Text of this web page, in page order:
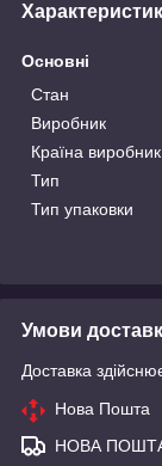
Основні
Стан
Виробник
Країна виробник
Тип
Тип упаковки
Умови
Доставка
Нова Пошта
НОВА